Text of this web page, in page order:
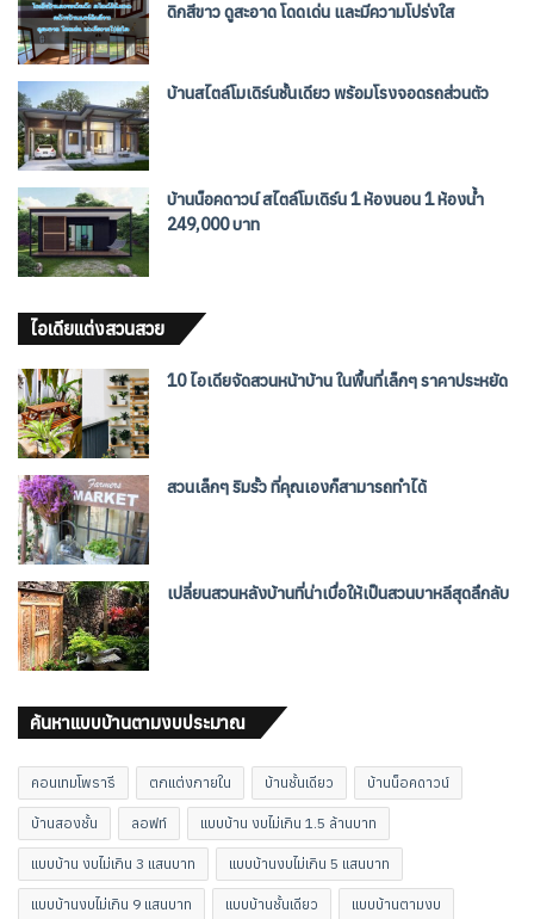
ดิกสีขาว ดูสะอาด โดดเด่น และมีความโปร่งใส
บ้านสไตล์โมเดิร์นชั้นเดียว พร้อมโรงจอดรถส่วนตัว
บ้านน็อคดาวน์ สไตล์โมเดิร์น 1 ห้องนอน 1 ห้องน้ำ
249,000 บาท
ไอเดียแต่งสวนสวย
10 ไอเดียจัดสวนหน้าบ้าน ในพื้นที่เล็กๆ ราคาประหยัด
สวนเล็กๆ ริมรั้ว ที่คุณเองก็สามารถทำได้
เปลี่ยนสวนหลังบ้านที่น่าเบื่อให้เป็นสวนบาหลีสุดลึกลับ
ค้นหาแบบบ้านตามงบประมาณ
คอนเทมโพรารี ตกแต่งภายใน บ้านชั้นเดียว บ้านน็อคดาวน์
บ้านสองชั้น ลอฟท์ แบบบ้าน งบไม่เกิน 1.5 ล้านบาท
แบบบ้าน งบไม่เกิน 3 แสนบาท แบบบ้านงบไม่เกิน 5 แสนบาท
แบบบ้านงบไม่เกิน 9 แสนบาท แบบบ้านชั้นเดียว แบบบ้านตามงบ